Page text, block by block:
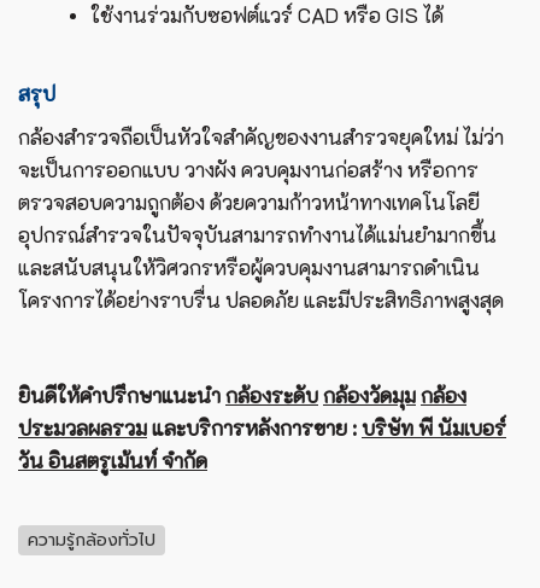
ใช้งานร่วมกับซอฟต์แวร์ CAD หรือ GIS ได้
สรุป
กล้องสำรวจถือเป็นหัวใจสำคัญของงานสำรวจยุคใหม่ ไม่ว่า
จะเป็นการออกแบบ วางผัง ควบคุมงานก่อสร้าง หรือการ
ตรวจสอบความถูกต้อง ด้วยความก้าวหน้าทางเทคโนโลยี
อุปกรณ์สำรวจในปัจจุบันสามารถทำงานได้แม่นยำมากขึ้น
และสนับสนุนให้วิศวกรหรือผู้ควบคุมงานสามารถดำเนิน
โครงการได้อย่างราบรื่น ปลอดภัย และมีประสิทธิภาพสูงสุด
ยินดีให้คำปรึกษาแนะนำกล้องระดับกล้องวัดมุมกล้อง
ประมวลผลรวมและบริการหลังการขาย :บริษัท พี นัมเบอร์
วัน อินสตรูเม้นท์ จำกัด
ความรู้กล้องทั่วไป